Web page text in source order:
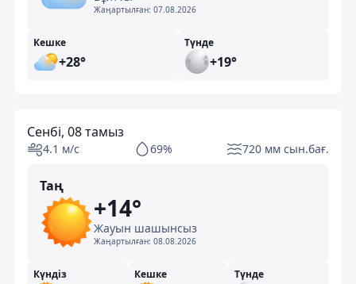
Жаңартылған: 07.08.2026
Кешке
+28°
Түнде
+19°
Сенбі, 08 тамыз
4.1 м/с 69% 720 мм сын.бағ.
Таң
+14°
Жауын шашынсыз
Жаңартылған: 08.08.2026
Күндіз Кешке Түнде